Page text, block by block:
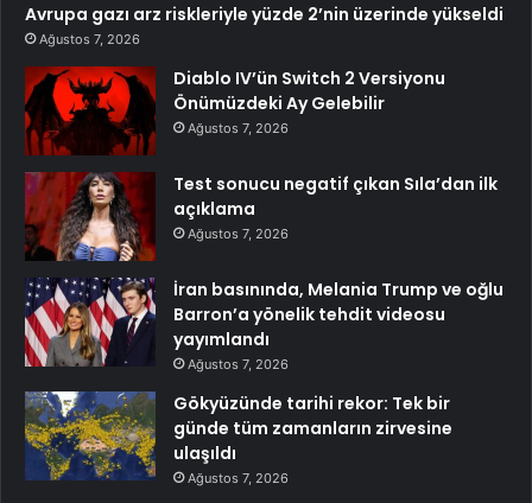
Avrupa gazı arz riskleriyle yüzde 2’nin üzerinde yükseldi
Ağustos 7, 2026
Diablo IV’ün Switch 2 Versiyonu
Önümüzdeki Ay Gelebilir
Ağustos 7, 2026
Test sonucu negatif çıkan Sıla’dan ilk
açıklama
Ağustos 7, 2026
İran basınında, Melania Trump ve oğlu
Barron’a yönelik tehdit videosu
yayımlandı
Ağustos 7, 2026
Gökyüzünde tarihi rekor: Tek bir
günde tüm zamanların zirvesine
ulaşıldı
Ağustos 7, 2026